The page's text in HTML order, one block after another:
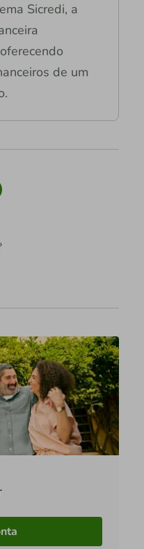
Sicredi, a
de um